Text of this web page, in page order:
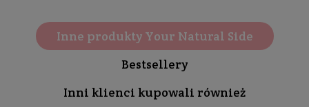
Inne produkty Your Natural Side
Bestsellery
Inni klienci kupowali również